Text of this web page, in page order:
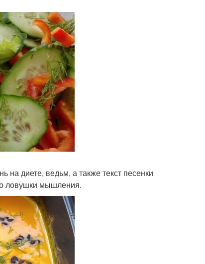
на диете, ведьм, а также текст песенки
ловушки мышления.